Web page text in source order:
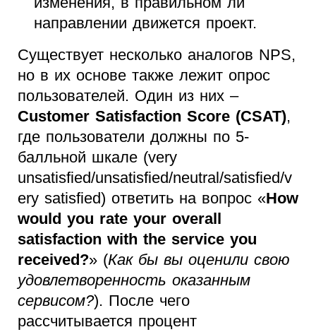
направлении движется проект.
Существует несколько аналогов NPS,
но в их основе также лежит опрос
пользователей. Один из них –
Customer Satisfaction Score (CSAT),
где пользователи должны по 5-
балльной шкале (very
unsatisfied/unsatisfied/neutral/satisfied/v
ery satisfied) ответить на вопрос «How
would you rate your overall
satisfaction with the service you
received?» (Как бы вы оценили свою
удовлетворенность оказанным
сервисом?). После чего
рассчитывается процент